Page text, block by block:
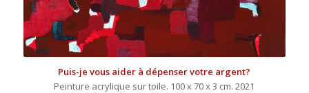
Puis-je vous aider à dépenser votre argent?
Peinture acrylique sur toile. 100 x 70 x 3 cm. 2021